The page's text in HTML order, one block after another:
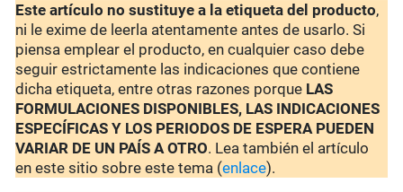
Este artículo no sustituye a la etiqueta del producto,
ni le exime de leerla atentamente antes de usarlo. Si
piensa emplear el producto, en cualquier caso debe
seguir estrictamente las indicaciones que contiene
dicha etiqueta, entre otras razones porque LAS
FORMULACIONES DISPONIBLES, LAS INDICACIONES
ESPECÍFICAS Y LOS PERIODOS DE ESPERA PUEDEN
VARIAR DE UN PAÍS A OTRO. Lea también el artículo
en este sitio sobre este tema (enlace).